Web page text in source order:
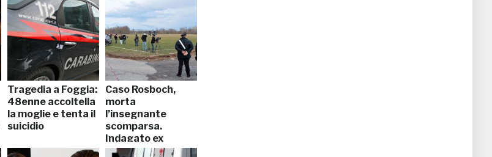
Tragedia a Foggia:
48enne accoltella
la moglie e tenta il
suicidio
Caso Rosboch,
morta
l’insegnante
scomparsa.
Indagato ex
studente